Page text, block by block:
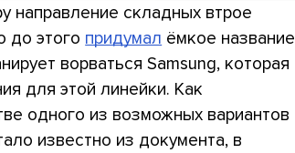
направление складных втрое
до этого придумал ёмкое название
ворваться Samsung, которая
для этой линейки. Как
одного из возможных вариантов
известно из документа, в